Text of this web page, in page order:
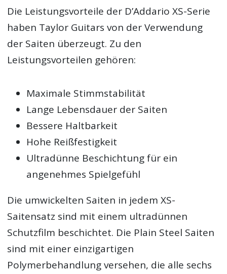
Die Leistungsvorteile der D’Addario XS-Serie
haben Taylor Guitars von der Verwendung
der Saiten überzeugt. Zu den
Leistungsvorteilen gehören:
Maximale Stimmstabilität
Lange Lebensdauer der Saiten
Bessere Haltbarkeit
Hohe Reißfestigkeit
Ultradünne Beschichtung für ein
angenehmes Spielgefühl
Die umwickelten Saiten in jedem XS-
Saitensatz sind mit einem ultradünnen
Schutzfilm beschichtet. Die Plain Steel Saiten
sind mit einer einzigartigen
Polymerbehandlung versehen, die alle sechs